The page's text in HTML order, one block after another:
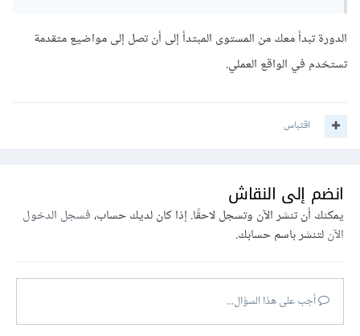
الدورة تبدأ معك من المستوى المبتدأ إلى أن تصل إلى مواضيع متقدمة
تستخدم في الواقع العملي.
اقتباس
انضم إلى النقاش
يمكنك أن تنشر الآن وتسجل لاحقًا. إذا كان لديك حساب،فسجل الدخول
الآنلتنشر باسم حسابك.
أجب على هذا السؤال...